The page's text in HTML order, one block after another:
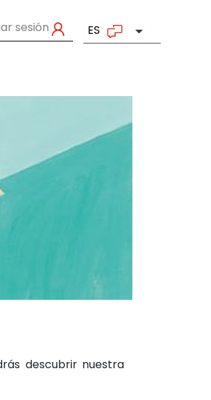
account menu
sesión ES Lista
descubrir nuestra